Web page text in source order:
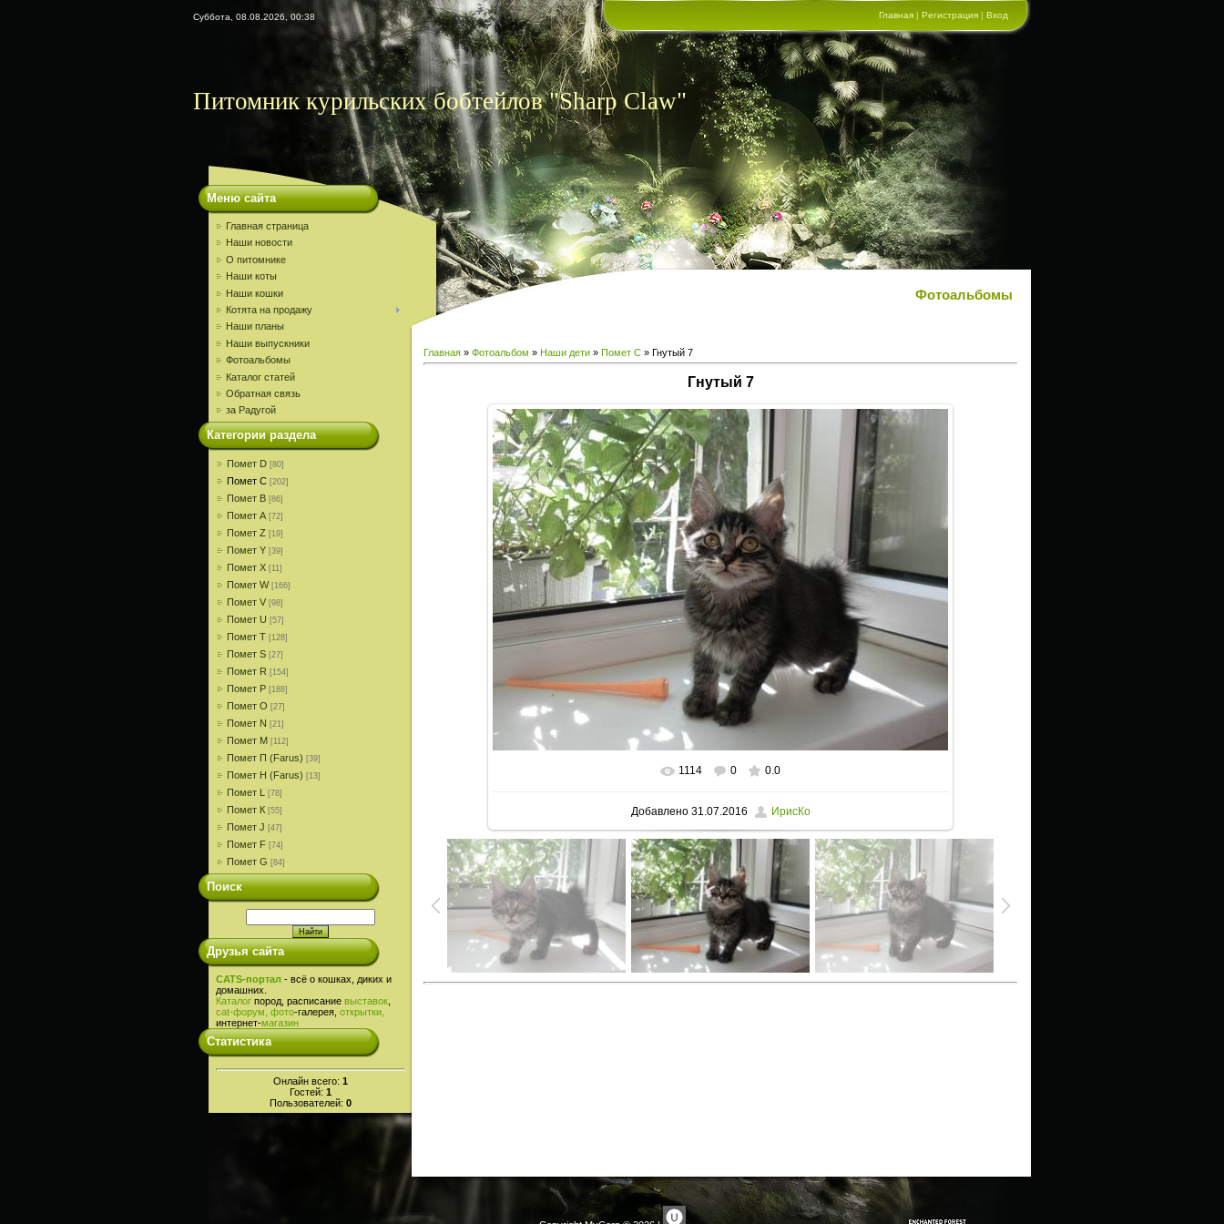
Суббота, 08.08.2026, 00:38 Главная | Регистрация | Вход
Питомник курильских бобтейлов "Sharp Claw"
Меню сайта
Главная страница
Наши новости
О питомнике
Наши коты
Наши кошки
Котята на продажу
Наши планы
Наши выпускники
Фотоальбомы
Каталог статей
Обратная связь
за Радугой
Категории раздела
Помет D [80]
Помет С [202]
Помет В [86]
Помет A [72]
Помет Z [19]
Помет Y [39]
Помет X [11]
Помет W [166]
Помет V [98]
Помет U [57]
Помет T [128]
Помет S [27]
Помет R [154]
Помет P [188]
Помет О [27]
Помет N [21]
Помет M [112]
Помет П (Farus) [39]
Помет Н (Farus) [13]
Помет L [78]
Помет К [55]
Помет J [47]
Помет F [74]
Помет G [84]
Поиск
Друзья сайта
CATS-портал - всё о кошках, диких и
домашних.
Каталог пород, расписание выставок
cat-форум, фото-галерея, открытки,
интернет-магазин
Статистика
Онлайн всего: 1
Гостей: 1
Пользователей: 0
Фотоальбомы
Главная » Фотоальбом » Наши дети » Помет С » Гнутый 7
Гнутый 7
В реальном размере 1024x768
1114 0 0.0
Добавлено31.07.2016 ИрисКо